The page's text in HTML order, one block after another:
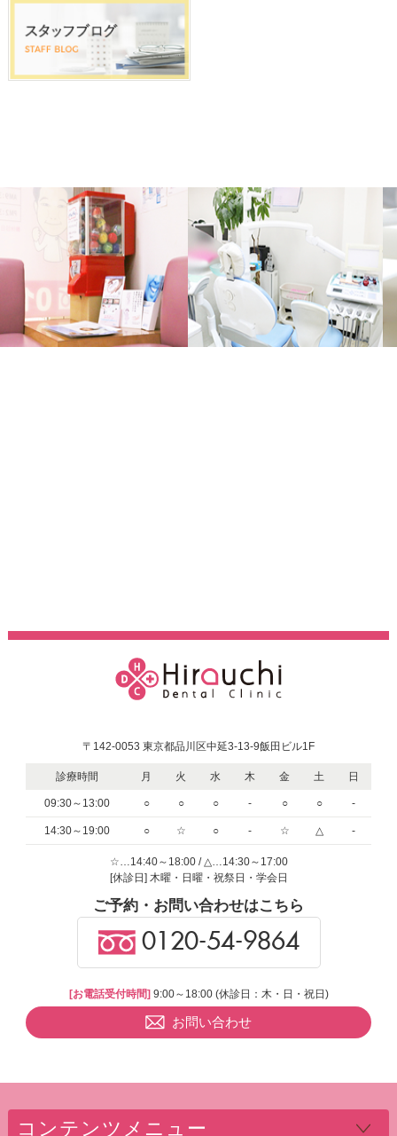
〒142-0053 東京都品川区中延3-13-9飯田ビル1F
診療時間 月 火 水 木 金 土 日
09:30～13:00 ○ ○ ○ - ○ ○ -
14:30～19:00 ○ ☆ ○ - ☆ △ -
☆…14:40～18:00 / △…14:30～17:00
[休診日] 木曜・日曜・祝祭日・学会日
ご予約・お問い合わせはこちら
0120-54-9864
[お電話受付時間] 9:00～18:00 (休診日：木・日・祝日)
お問い合わせ
コンテンツメニュー